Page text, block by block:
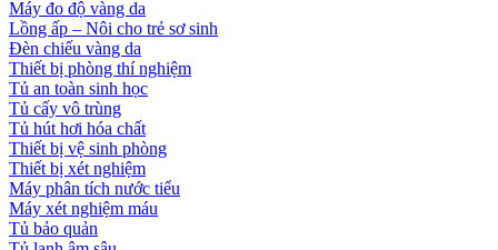
Máy đo độ vàng da
Lồng ấp – Nôi cho trẻ sơ sinh
Đèn chiếu vàng da
Thiết bị phòng thí nghiệm
Tủ an toàn sinh học
Tủ cấy vô trùng
Tủ hút hơi hóa chất
Thiết bị vệ sinh phòng
Thiết bị xét nghiệm
Máy phân tích nước tiểu
Máy xét nghiệm máu
Tủ bảo quản